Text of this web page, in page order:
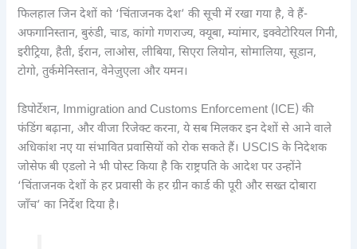
फिलहाल जिन देशों को ‘चिंताजनक देश’ की सूची में रखा गया है, वे हैं-
अफगानिस्तान, बुरुंडी, चाड, कांगो गणराज्य, क्यूबा, म्यांमार, इक्वेटोरियल गिनी,
इरीट्रिया, हैती, ईरान, लाओस, लीबिया, सिएरा लियोन, सोमालिया, सूडान,
टोगो, तुर्कमेनिस्तान, वेनेज़ुएला और यमन।
डिपोर्टेशन, Immigration and Customs Enforcement (ICE) की
फंडिंग बढ़ाना, और वीजा रिजेक्ट करना, ये सब मिलकर इन देशों से आने वाले
अधिकांश नए या संभावित प्रवासियों को रोक सकते हैं। USCIS के निदेशक
जोसेफ बी एडलो ने भी पोस्ट किया है कि राष्ट्रपति के आदेश पर उन्होंने
‘चिंताजनक देशों के हर प्रवासी के हर ग्रीन कार्ड की पूरी और सख्त दोबारा
जाँच’ का निर्देश दिया है।